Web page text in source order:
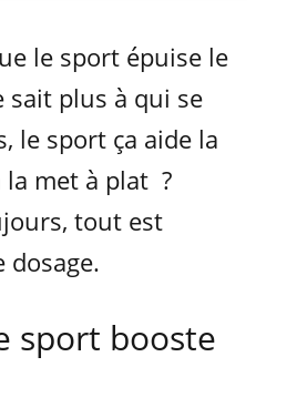
le sport épuise le
sait plus à qui se
le sport ça aide la
la met à plat ?
tout est
dosage.
sport booste